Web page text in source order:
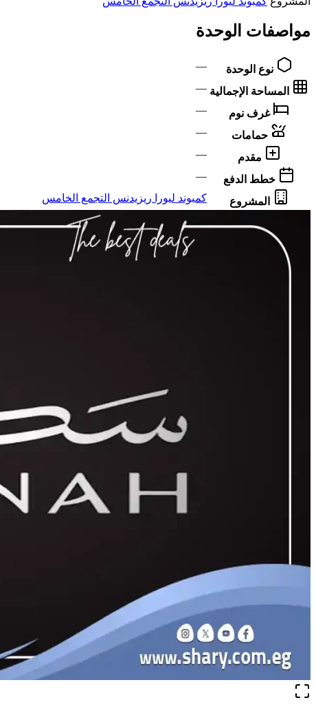
مواصفات الوحدة
نوع الوحدة —
المساحة الإجمالية —
غرف نوم —
حمامات —
مقدم —
خطط الدفع —
المشروع كمبوند ليورا ريزيدنس التجمع الخامس